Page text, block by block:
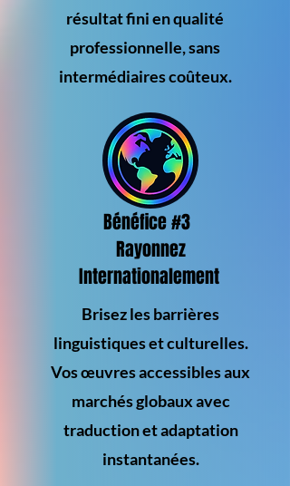
résultat fini en qualité
professionnelle, sans
intermédiaires coûteux.
Bénéfice #3
Rayonnez
Internationalement
Brisez les barrières
linguistiques et culturelles.
Vos œuvres accessibles aux
marchés globaux avec
traduction et adaptation
instantanées.